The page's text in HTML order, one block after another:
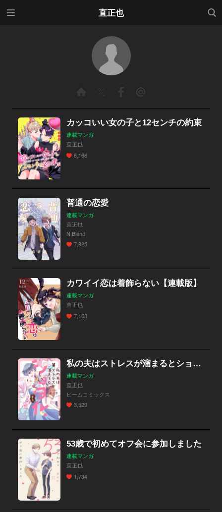
直正也
検索
カッコいい女の子と12センチの約束
連載マンガ
直正也
8,166
普通の恋愛
連載マンガ
直正也
N.Blend
7,925
カワイイ恋は着飾らない【連載版】
連載マンガ
直正也
7,163
私の夫はストレスが溜まるとショタ化する
連載マンガ
直正也
ビームコミックス
3,529
53歳で初めてオフ会に参加しました
連載マンガ
直正也
1,734